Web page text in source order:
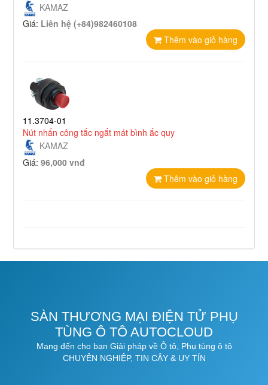
KAMAZ
Giá: Liên hệ (+84)982460108
Thêm vào giỏ hàng
11.3704-01
Nút nhấn công tắc ngắt mát bình ắc quy
KAMAZ
Giá:96,000 vnđ
Thêm vào giỏ hàng
SÀN THƯƠNG MẠI ĐIỆN TỬ PHỤ
TÙNG Ô TÔ AUTOCLOUD
Mang đến cho bạn Giải pháp về Ô tô, Phụ tùng ô tô
CHUYÊN NGHIỆP, TIN CẬY & UY TÍN